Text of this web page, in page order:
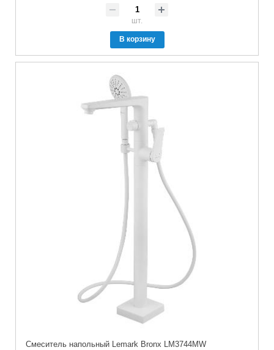
шт.
В корзину
Cмеситель напольный Lemark Bronx LM3744MW